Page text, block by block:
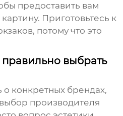
предоставить вам
Приготовьтесь к
потому что это
выбрать
конкретных брендах,
производителя